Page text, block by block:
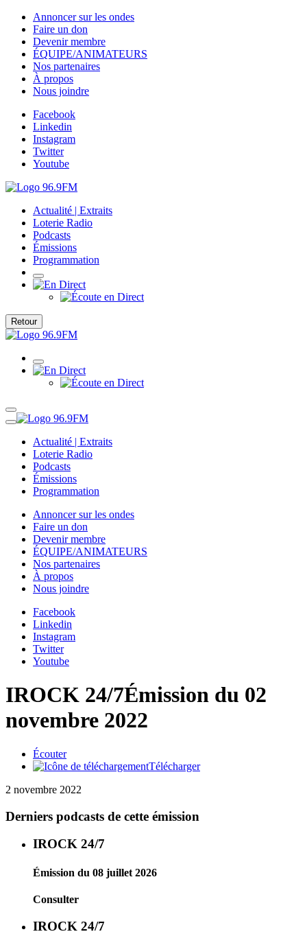
Annoncer sur les ondes
Faire un don
Devenir membre
ÉQUIPE/ANIMATEURS
Nos partenaires
À propos
Nous joindre
Facebook
Linkedin
Instagram
Twitter
Youtube
Actualité | Extraits
Loterie Radio
Podcasts
Émissions
Programmation
Retour
Actualité | Extraits
Loterie Radio
Podcasts
Émissions
Programmation
Annoncer sur les ondes
Faire un don
Devenir membre
ÉQUIPE/ANIMATEURS
Nos partenaires
À propos
Nous joindre
Facebook
Linkedin
Instagram
Twitter
Youtube
IROCK 24/7Émission du 02
novembre 2022
Écouter
Télécharger
2 novembre 2022
Derniers podcasts de cette émission
IROCK 24/7
Émission du 08 juillet 2026
Consulter
IROCK 24/7